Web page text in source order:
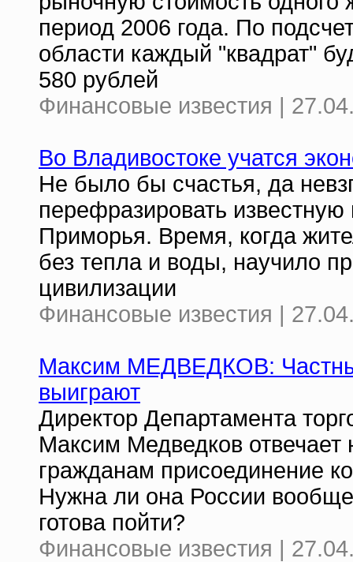
период 2006 года. По
области каждый "квадрат"
580 рублей
Финансовые известия |
Во Владивостоке учатся
Не было бы счастья, да
перефразировать
Приморья. Время, когда
без тепла и воды, научило
цивилизации
Финансовые известия |
Максим МЕДВЕДКОВ:
выиграют
Директор Департамента
Максим Медведков отвечает
гражданам присоединение
Нужна ли она России
готова пойти?
Финансовые известия |